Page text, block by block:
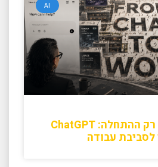
AI
GPT-5.6 הוא רק ההתחלה: ChatGPT
לסביבת עבודה